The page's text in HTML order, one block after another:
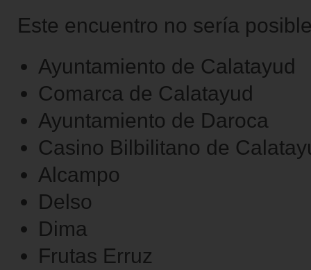
Este encuentro no sería
Ayuntamiento de Calatayud
Comarca de Calatayud
Ayuntamiento de Daroca
Casino Bilbilitano de
Alcampo
Delso
Dima
Frutas Erruz